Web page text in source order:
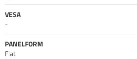
VESA
-
PANELFORM
Flat